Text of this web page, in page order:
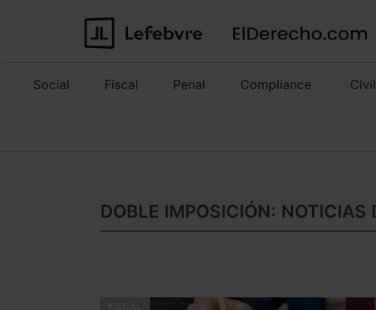
Social Fiscal Penal Compliance Civil
DOBLE IMPOSICIÓN: